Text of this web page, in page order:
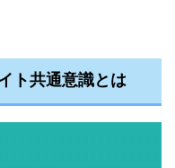
ト共通意識とは